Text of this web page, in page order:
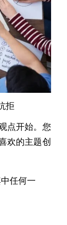
拒
点开始。您
欢的主题创
任何一